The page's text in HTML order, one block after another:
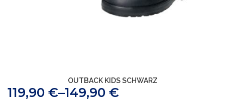
OUTBACK KIDS SCHWARZ
119,90 €–149,90 €